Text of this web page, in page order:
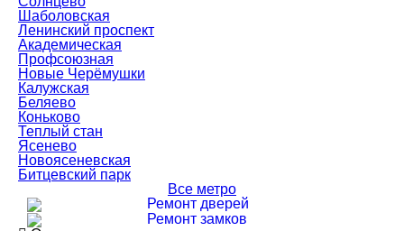
Шаболовская
Ленинский проспект
Академическая
Профсоюзная
Новые Черёмушки
Калужская
Беляево
Коньково
Теплый стан
Ясенево
Новоясеневская
Битцевский парк
Все метро
Ремонт дверей
Ремонт замков